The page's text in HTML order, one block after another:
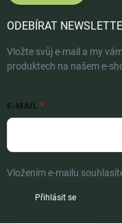
ODEBÍRAT
Vložte svůj e-mail a my
produktech na našem e-
E-MAIL
Vložením e-mailu
Přihlásit se